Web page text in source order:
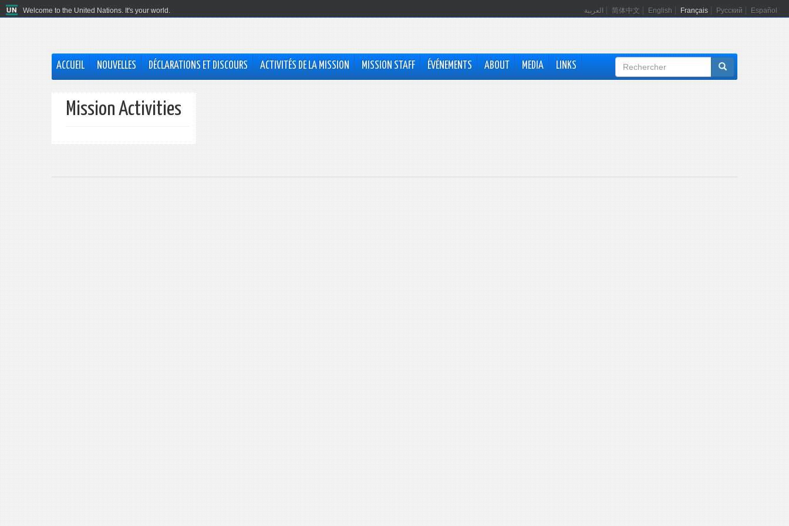
Welcome to the United Nations. It's your world. العربية 简体中文 English Français Русский Español
ACCUEIL NOUVELLES DÉCLARATIONS ET DISCOURS ACTIVITÉS DE LA MISSION MISSION STAFF ÉVÉNEMENTS ABOUT MEDIA LINKS
Formulaire
de
recherche
Mission Activities